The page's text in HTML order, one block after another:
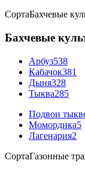
СортаБахчевые
Бахчевые
Арбуз538
Кабачок381
Дыня328
Тыква285
Подвои
Момордика5
Лагенария2
СортаГазонные